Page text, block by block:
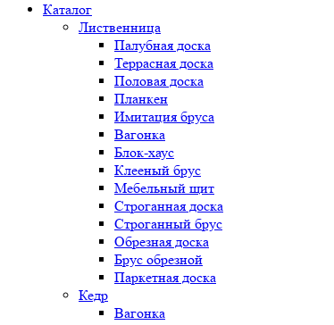
Каталог
Лиственница
Палубная доска
Террасная доска
Половая доска
Планкен
Имитация бруса
Вагонка
Блок-хаус
Клееный брус
Мебельный щит
Строганная доска
Строганный брус
Обрезная доска
Брус обрезной
Паркетная доска
Кедр
Вагонка